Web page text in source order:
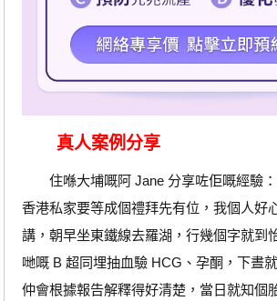
真人案例分享
住喺大埔嘅阿 Jane 分享咗佢嘅經驗：
香港私家要等成個禮拜先有位，我個人好
講，朝早坐東鐵線去羅湖，行幾個字就到
哋嘅 B 超同埋抽血驗 HCG、孕酮，下晝
仲會根據報告解釋得好清楚，當日就知個